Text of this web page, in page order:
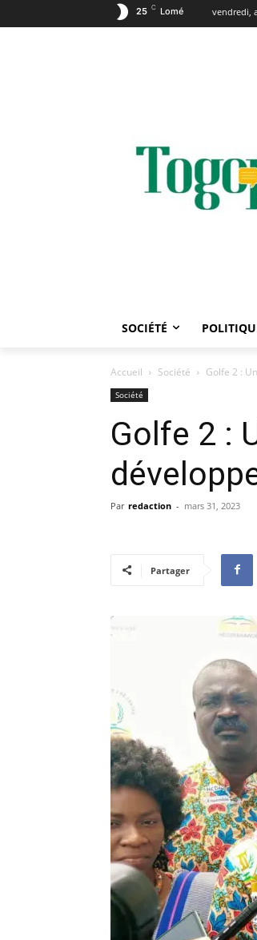
25 C Lomé vendredi,
SOCIÉTÉ
Accueil Société Golfe 2 :
Société
Golfe 2 :
Par redaction - mars 31, 2023
Partager